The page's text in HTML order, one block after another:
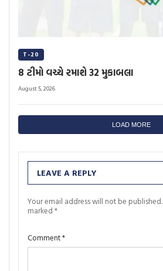
T-20
8 ટીમો વચ્ચે રમાશે 32 મુકાબલા
August 5, 2026
LOAD MORE
LEAVE A REPLY
Your email address will not be published.
marked *
Comment*